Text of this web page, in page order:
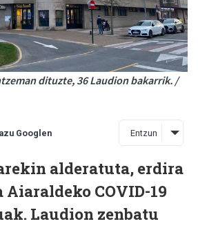
dituzte, 36 Laudion bakarrik. /
Googlen Entzun
alderatuta, erdira
COVID-19
Laudion zenbatu